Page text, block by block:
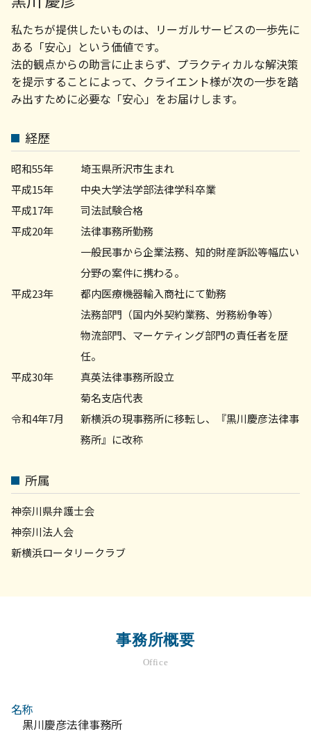
建物 欠陥
不動産 売買契約 解除
債権 取り立て
顧問弁護士
顧問弁護士 契約
法律事務所 顧問
顧問弁護士 メリット
会社 法務
相続問題 弁護士 相談 町田市
労務問題 弁護士 相談 世田谷区
不動産トラブル 弁護士 相談 世田谷区
債権回収 弁護士 相談 川崎市
労務問題 弁護士 相談 川崎市
相続問題 弁護士 相談 世田谷区
相続問題 弁護士 相談 横浜市
私たちが提供したいものは、リーガルサービスの一歩先に
ある「安心」という価値です。
法的観点からの助言に止まらず、プラクティカルな解決策
を提示することによって、クライエント様が次の一歩を踏
み出すために必要な「安心」をお届けします。
経歴
昭和55年
埼玉県所沢市生まれ
平成15年
中央大学法学部法律学科卒業
平成17年
司法試験合格
平成20年
法律事務所勤務
一般民事から企業法務、知的財産訴訟等幅広い
分野の案件に携わる。
平成23年
都内医療機器輸入商社にて勤務
法務部門（国内外契約業務、労務紛争等）
物流部門、マーケティング部門の責任者を歴
任。
平成30年
真英法律事務所設立
菊名支店代表
令和4年7月
新横浜の現事務所に移転し、『黒川慶彦法律事
務所』に改称
所属
神奈川県弁護士会
神奈川法人会
新横浜ロータリークラブ
事務所概要
Office
名称
黒川慶彦法律事務所